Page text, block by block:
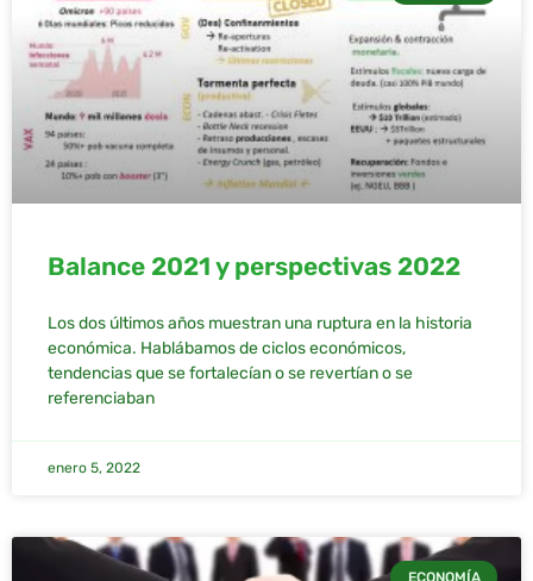
Balance 2021 y perspectivas 2022
Los dos últimos años muestran una ruptura en la historia
económica. Hablábamos de ciclos económicos,
tendencias que se fortalecían o se revertían o se
referenciaban
enero 5, 2022
ECONOMÍA